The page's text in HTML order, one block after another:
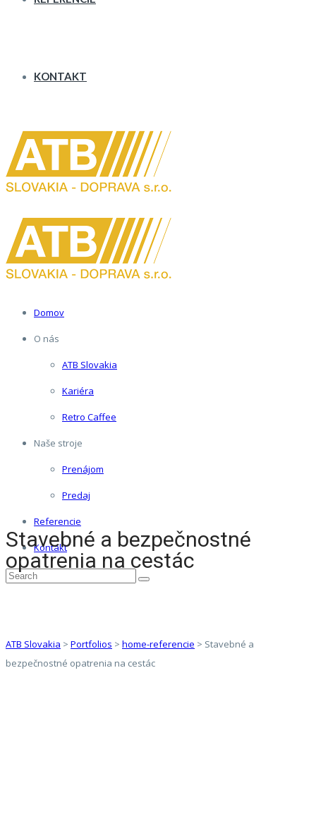
KONTAKT
Domov
O nás
ATB Slovakia
Kariéra
Retro Caffee
Naše stroje
Prenájom
Predaj
Referencie
Kontakt
Stavebné a bezpečnostné
opatrenia na cestác
ATB Slovakia > Portfolios > home-referencie > Stavebné a
bezpečnostné opatrenia na cestác